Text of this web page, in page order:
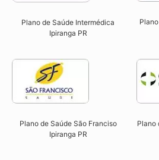
Plano de Saúde Intermédica
Ipiranga PR​
Plano de Saúde São Franciso
Ipiranga PR​
Plano